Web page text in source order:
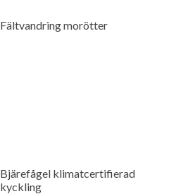
Fältvandring morötter
Bjärefågel klimatcertifierad
kyckling